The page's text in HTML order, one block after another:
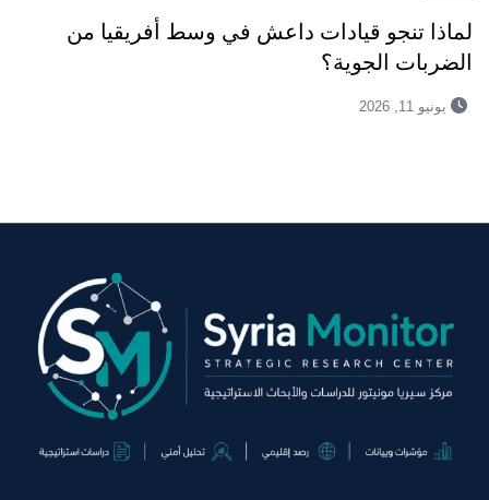
لماذا تنجو قيادات داعش في وسط أفريقيا من
الضربات الجوية؟
يونيو 11, 2026